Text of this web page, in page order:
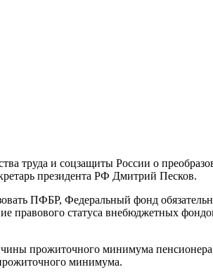
труда и соцзащиты России о
президента РФ Дмитрий Песков.
ПФБР, Федеральный фонд
статуса внебюджетных
прожиточного минимума
минимума.